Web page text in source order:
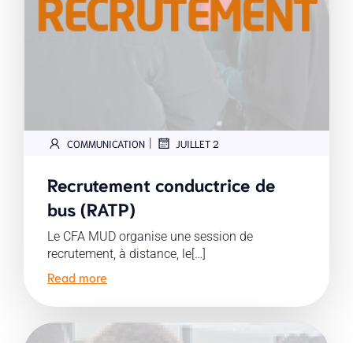
COMMUNICATION | JUILLET 2
Recrutement conductrice de
bus (RATP)
Le CFA MUD organise une session de
recrutement, à distance, le[…]
Read more